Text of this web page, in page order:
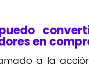
en
a la